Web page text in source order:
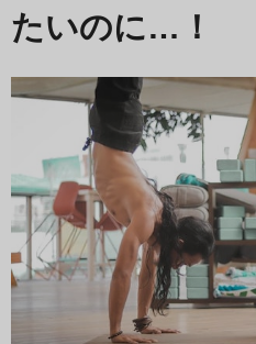
たいのに…！